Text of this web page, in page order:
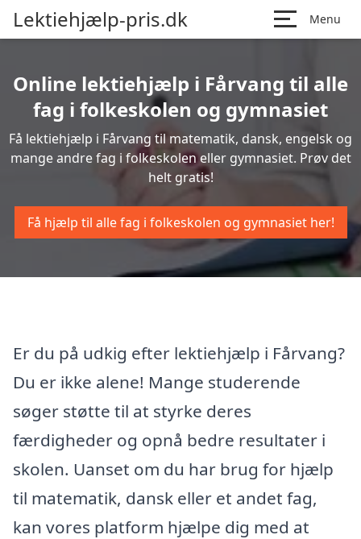
Lektiehjælp-pris.dk Menu
Online lektiehjælp i Fårvang til alle
fag i folkeskolen og gymnasiet
Få lektiehjælp i Fårvang til matematik, dansk, engelsk og
mange andre fag i folkeskolen eller gymnasiet. Prøv det
helt gratis!
Få hjælp til alle fag i folkeskolen og gymnasiet her!
Er du på udkig efter lektiehjælp i Fårvang?
Du er ikke alene! Mange studerende
søger støtte til at styrke deres
færdigheder og opnå bedre resultater i
skolen. Uanset om du har brug for hjælp
til matematik, dansk eller et andet fag,
kan vores platform hjælpe dig med at